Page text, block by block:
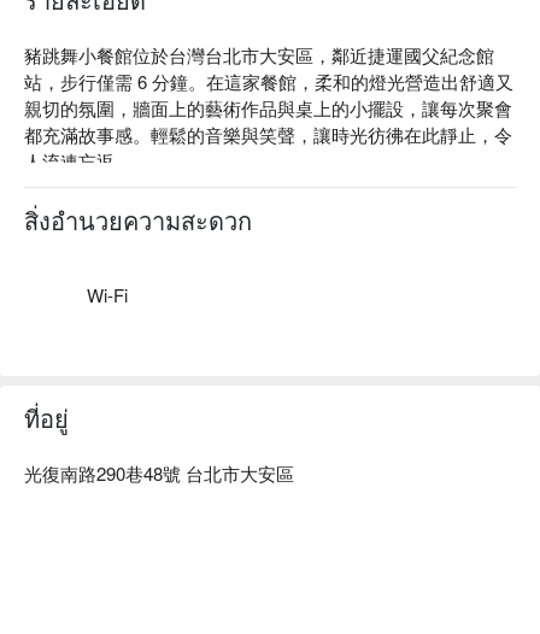
豬跳舞小餐館位於台灣台北市大安區，鄰近捷運國父紀念館
站，步行僅需 6 分鐘。在這家餐館，柔和的燈光營造出舒適又
親切的氛圍，牆面上的藝術作品與桌上的小擺設，讓每次聚會
都充滿故事感。輕鬆的音樂與笑聲，讓時光彷彿在此靜止，令
人流連忘返。
這裡的招牌菜如青春肉體烤全雞、蒜香油菜豬跳舞自製辣味香
餐、啤酒、燒酒、獲獎餐廳、熱門餐廳、午餐、晚餐
貼心服務：寵物友善、爽吃海鮮、肉食主義、有無線網路、24
สิ่งอำนวยความสะดวก
Wi-Fi
ที่อยู่
光復南路290巷48號 台北市大安區